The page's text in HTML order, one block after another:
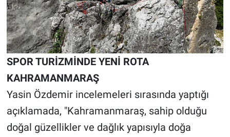
SPOR TURİZMİNDE YENİ ROTA
KAHRAMANMARAŞ
Yasin Özdemir incelemeleri sırasında yaptığı
açıklamada, "Kahramanmaraş, sahip olduğu
doğal güzellikler ve dağlık yapısıyla doğa